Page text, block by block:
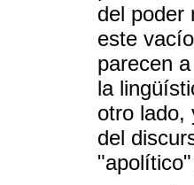
del poder
este
parecen
la
otro lado,
del